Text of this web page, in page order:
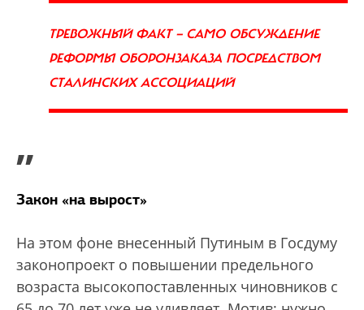
ТРЕВОЖНЫЙ ФАКТ — САМО ОБСУЖДЕНИЕ
РЕФОРМЫ ОБОРОНЗАКАЗА ПОСРЕДСТВОМ
СТАЛИНСКИХ АССОЦИАЦИЙ
”
Закон «на вырост»
На этом фоне внесенный Путиным в Госдуму
законопроект о повышении предельного
возраста высокопоставленных чиновников с